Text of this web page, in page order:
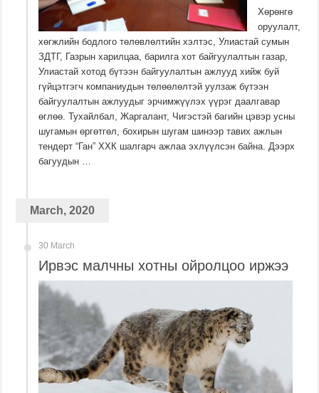
Хөрөнгө
оруулалт,
хөгжлийн бодлого төлөвлөлтийн хэлтэс, Улиастай сумын
ЗДТГ, Газрын харилцаа, барилга хот байгуулалтын газар,
Улиастай хотод бүтээн байгуулалтын ажлууд хийж буй
гүйцэтгэгч компаниудын төлөөлөлтэй уулзаж бүтээн
байгуулалтын ажлуудыг эрчимжүүлэх үүрэг даалгавар
өглөө. Тухайлбал, Жаргалант, Чигэстэй багийн цэвэр усны
шугамын өргөтгөл, бохирын шугам шинээр тавих ажлын
тендерт “Ган” ХХК шалгарч ажлаа эхлүүлсэн байна. Дээрх
багуудын …
March, 2020
30 March
Ирвэс малчны хотны ойролцоо иржээ